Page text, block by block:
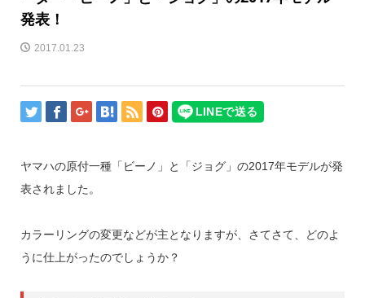
発表！
2017.01.23
ヤマハの原付一種「ビーノ」と「ジョグ」の2017年モデルが発
表されました。
カラーリングの変更などが主となりますが、さてさて、どのよ
うに仕上がったのでしょうか？